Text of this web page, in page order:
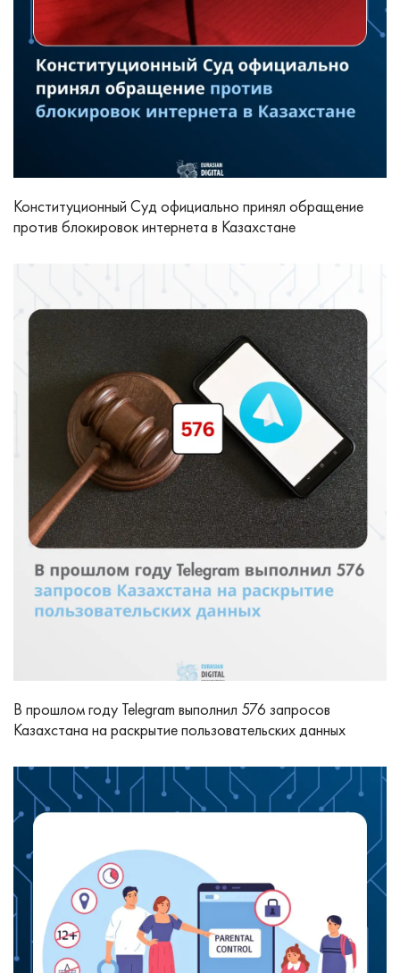
Конституционный Суд официально принял обращение
против блокировок интернета в Казахстане
В прошлом году Telegram выполнил 576 запросов
Казахстана на раскрытие пользовательских данных